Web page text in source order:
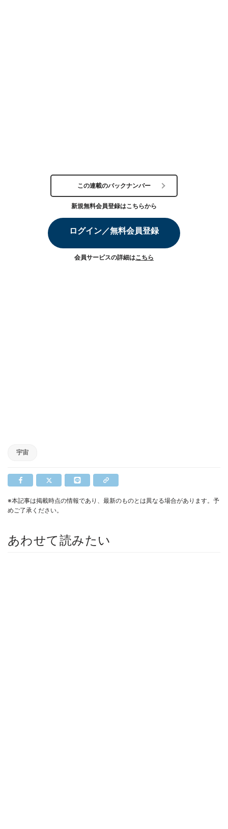
この連載のバックナンバー
新規無料会員登録はこちらから
ログイン／無料会員登録
会員サービスの詳細はこちら
宇宙
※本記事は掲載時点の情報であり、最新のものとは異なる場合があります。予
めご了承ください。
あわせて読みたい